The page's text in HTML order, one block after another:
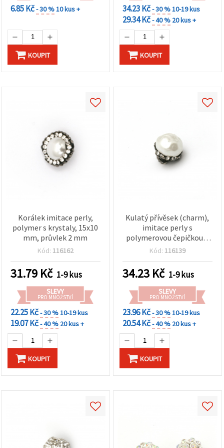
6.85 Kč- 30 %10 kus +
KOUPIT
34.23 Kč- 30 %10-19 kus
29.34 Kč- 40 % 20 kus +
KOUPIT
Korálek imitace perly,
polymer s krystaly, 15x10
mm, průvlek 2 mm
Kód: 116162
31.79 Kč 1-9 kus
SLEVY
PRO MNOŽSTVÍ
22.25 Kč- 30 %10-19 kus
19.07 Kč- 40 % 20 kus +
KOUPIT
Kulatý přívěsek (charm),
imitace perly s
polymerovou čepičkou a
krystaly, 12×10 mm, otvor
Kód: 116139
34.23 Kč 1-9 kus
SLEVY
PRO MNOŽSTVÍ
23.96 Kč- 30 %10-19 kus
20.54 Kč- 40 % 20 kus +
KOUPIT